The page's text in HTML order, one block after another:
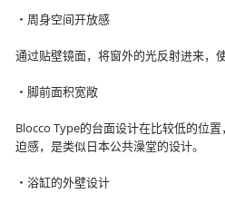
・周身空间开放感
通过贴壁镜面，将窗外的光反射进来，
・脚前面积宽敞
Blocco Type的台面设计在比较低的位
迫感，是类似日本公共澡堂的设计。
・浴缸的外壁设计